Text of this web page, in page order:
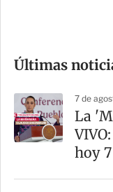
m
a
r
t
Últimas
7 de
La
hoy